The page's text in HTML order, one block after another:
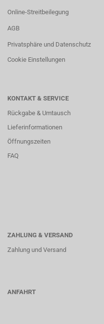
Online-Streitbeilegung
AGB
Privatsphäre und Datenschutz
Cookie Einstellungen
KONTAKT & SERVICE
Rückgabe & Umtausch
Lieferinformationen
Öffnungszeiten
FAQ
ZAHLUNG & VERSAND
Zahlung und Versand
ANFAHRT